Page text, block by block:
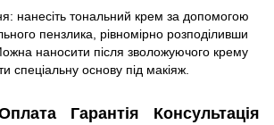
нанесіть тональний крем за допомогою
пензлика, рівномірно розподіливши
наносити після зволожуючого крему
спеціальну основу під макіяж.
Гарантія Консультація